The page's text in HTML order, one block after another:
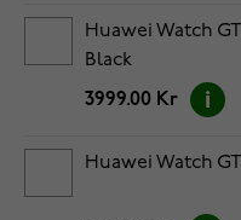
Huawei Watch
Black
3999.00 Kr
Huawei Watch